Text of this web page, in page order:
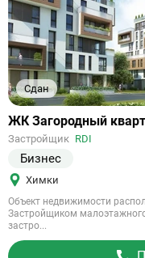
Сдан
Ссылка
объект
ЖК Загородный
Застройщик RDI
Бизнес
Химки
Объект недвижимости
Застройщиком
застро...